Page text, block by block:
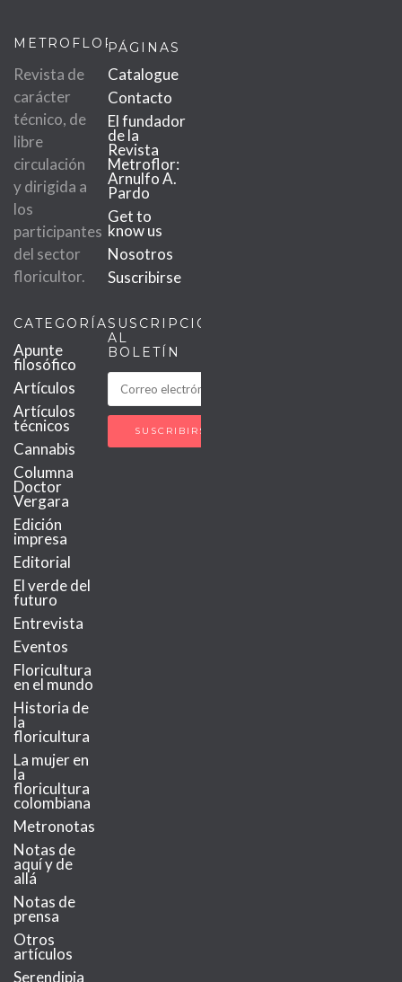
METROFLOR
Revista de
carácter
técnico, de
libre
circulación
y dirigida a
los
participantes
del sector
floricultor.
PÁGINAS
Catalogue
Contacto
El fundador
de la
Revista
Metroflor:
Arnulfo A.
Pardo
Get to
know us
Nosotros
Suscribirse
CATEGORÍAS
Apunte
filosófico
Artículos
Artículos
técnicos
Cannabis
Columna
Doctor
Vergara
Edición
impresa
Editorial
El verde del
futuro
Entrevista
Eventos
Floricultura
en el mundo
Historia de
la
floricultura
La mujer en
la
floricultura
colombiana
Metronotas
Notas de
aquí y de
allá
Notas de
prensa
Otros
artículos
Serendipia
SUSCRIPCIÓN
AL
BOLETÍN